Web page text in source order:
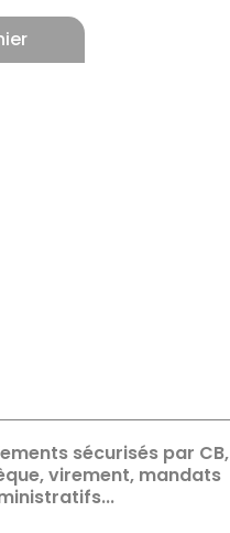
sécurisés par CB,
virement, mandats